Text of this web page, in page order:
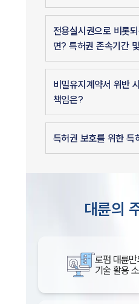
전용실시권으로 비롯
면? 특허권 존속기간
비밀유지계약서 위반
책임은?
특허권 보호를 위한 특
대륜의
로펌 대륜만
기술 활용